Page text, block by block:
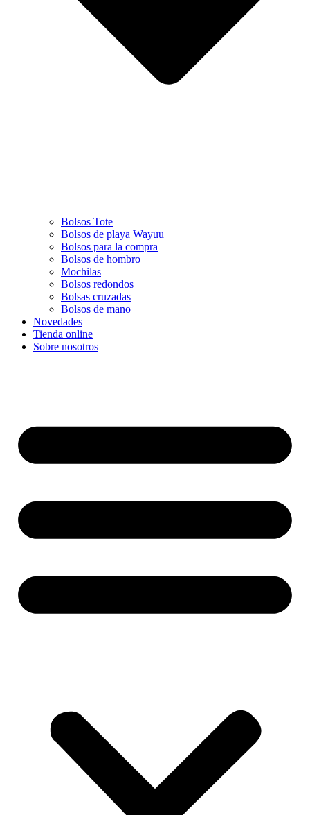
Bolsos Tote
Bolsos de playa Wayuu
Bolsos para la compra
Bolsos de hombro
Mochilas
Bolsos redondos
Bolsas cruzadas
Bolsos de mano
Novedades
Tienda online
Sobre nosotros